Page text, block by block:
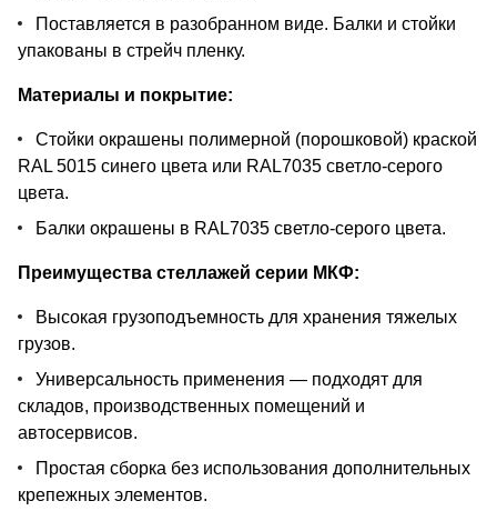
Поставляется в разобранном виде. Балки и стойки
упакованы в стрейч пленку.
Материалы и покрытие:
Стойки окрашены полимерной (порошковой) краской
RAL 5015 синего цвета или RAL7035 светло-серого
цвета.
Балки окрашены в RAL7035 светло-серого цвета.
Преимущества стеллажей серии МКФ:
Высокая грузоподъемность для хранения тяжелых
грузов.
Универсальность применения — подходят для
складов, производственных помещений и
автосервисов.
Простая сборка без использования дополнительных
крепежных элементов.